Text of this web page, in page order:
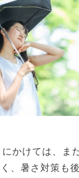
かけては、ま
、暑さ対策も